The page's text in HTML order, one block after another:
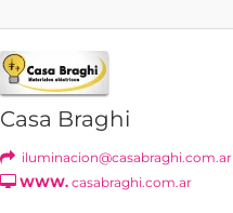
Casa Braghi
iluminacion@casabraghi.com.ar
WWW. casabraghi.com.ar